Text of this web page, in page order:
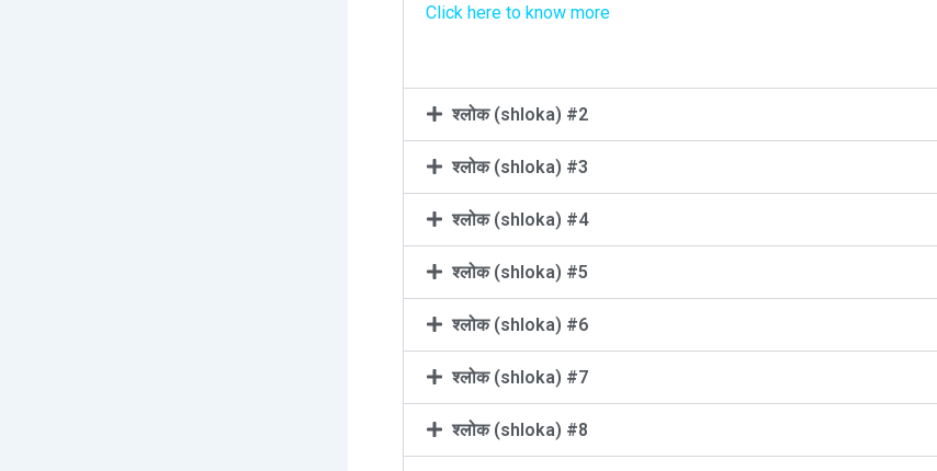
Click here to know more
श्लोक (shloka) #2
श्लोक (shloka) #3
श्लोक (shloka) #4
श्लोक (shloka) #5
श्लोक (shloka) #6
श्लोक (shloka) #7
श्लोक (shloka) #8